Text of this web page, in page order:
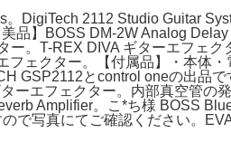
DigiTech 2112 Studio Guitar
品】BOSS DM-2W Analog
ー。T-REX DIVA ギターエフェ
ェクター。【付属品】・本体
GSP2112とcontrol oneの出品
ーエフェクター。内部真空管
Amplifier。こ*ち様 BOSS
で写真にてご確認ください。